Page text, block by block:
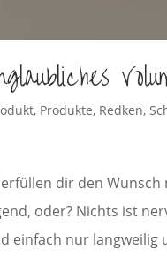
, Produkte, Redken,
dir den Wunsch
oder? Nichts ist
einfach nur langweilig